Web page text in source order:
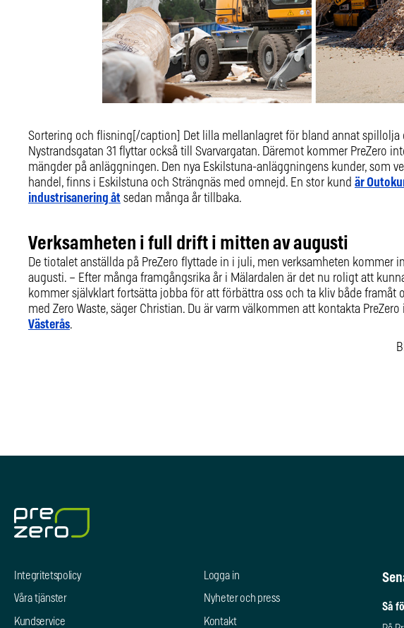
Sortering och flisning[/caption] Det lilla mellanlagret för bland annat
Nystrandsgatan 31 flyttar också till Svarvargatan. Däremot kommer PreZero
mängder på anläggningen. Den nya Eskilstuna-anläggningens kunder, som
handel, finns i Eskilstuna och Strängnäs med omnejd. En stor kund är
industrisanering åt sedan många år tillbaka.
Verksamheten i full drift i mitten av augusti
De tiotalet anställda på PreZero flyttade in i juli, men verksamheten kommer
augusti. – Efter många framgångsrika år i Mälardalen är det nu roligt att
kommer självklart fortsätta jobba för att förbättra oss och ta kliv både framåt
med Zero Waste, säger Christian. Du är varm välkommen att kontakta PreZero
Västerås.
Integritetspolicy
Våra tjänster
Kundservice
Logga in
Nyheter och press
Kontakt
Så